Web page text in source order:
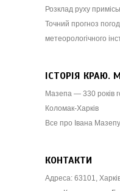
Розклад руху
Точний прогноз
метеорологічного
ІСТОРІЯ КРАЮ.
Мазепа — 330 років
Коломак-Харків
Все про Івана Мазепу
КОНТАКТИ
Адреса: 63101,